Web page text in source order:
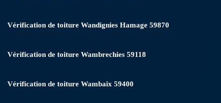
Vérification de toiture Wandignies Hamage 59870
Vérification de toiture Wambrechies 59118
Vérification de toiture Wambaix 59400